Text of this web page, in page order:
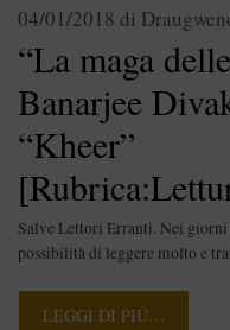
“La maga
Banarjee
“Kheer”
04/01/2018 di
Salve Lettori Erranti. Nei giorni
possibilità di leggere molto e
LEGGI DI PIÙ…